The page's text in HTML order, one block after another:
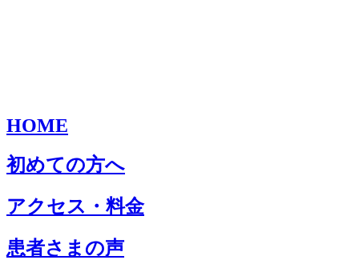
HOME
初めての方へ
アクセス・料金
患者さまの声